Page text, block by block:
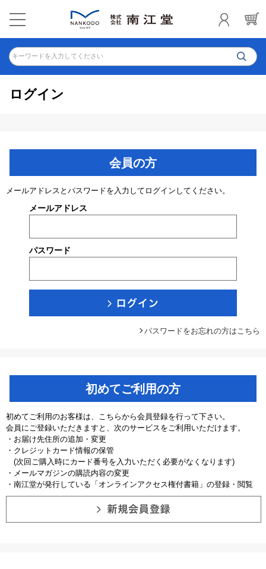
キーワードを入力してください
ログイン
会員の方
メールアドレスとパスワードを入力してログインしてください。
メールアドレス
パスワード
パスワードをお忘れの方はこちら
初めてご利用の方
初めてご利用のお客様は、こちらから会員登録を行って下さい。
会員にご登録いただきますと、次のサービスをご利用いただけます。
・お届け先住所の追加・変更
・クレジットカード情報の保管
(次回ご購入時にカード番号を入力いただく必要がなくなります)
・メールマガジンの購読内容の変更
・南江堂が発行している「オンラインアクセス権付書籍」の登録・閲覧